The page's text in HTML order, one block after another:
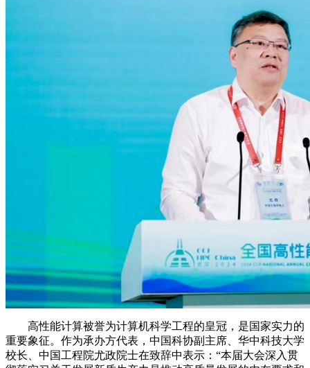
高性能计算被誉为计算机科学工程的皇冠，是国家实力的
重要象征。作为承办方代表，中国科协副主席、华中科技大学
校长、中国工程院尤政院士在致辞中表示：“本届大会深入贯